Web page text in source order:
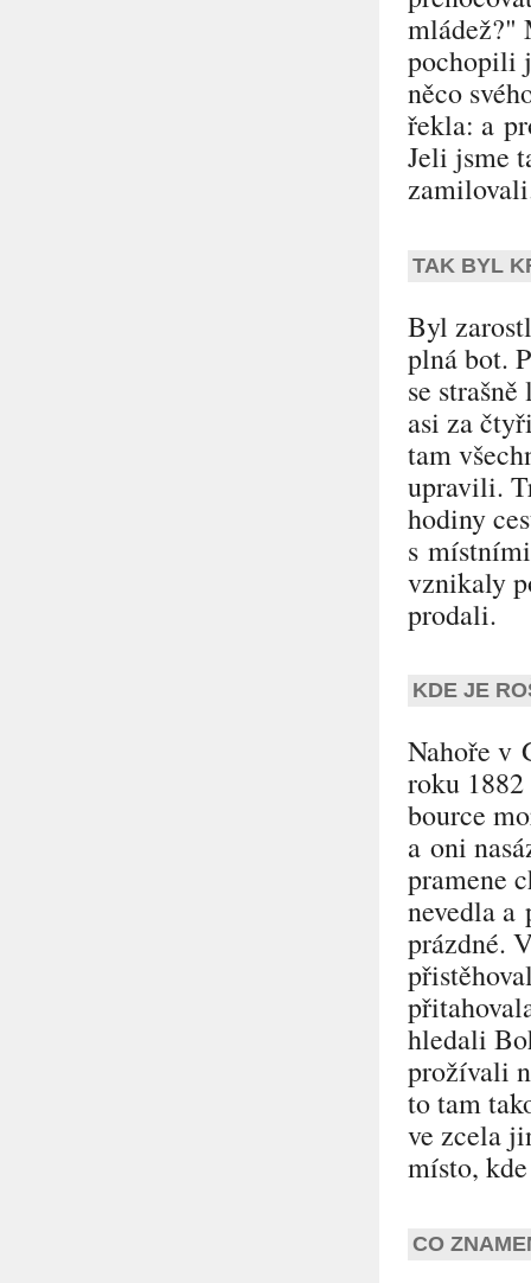
mládež?"
pochopili
něco
řekla: a
Jeli jsme
TAK BYL
Byl
plná bot.
se
asi za
tam
upravili.
hodiny
s
vznikaly
prodali.
KDE JE
Nahoře
roku
bource
a oni
pramene
nevedla a
prázdné.
hledali
prožívali
to tam
ve zcela
místo,
CO